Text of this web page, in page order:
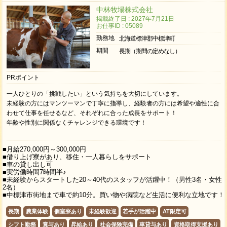
中林牧場株式会社
掲載終了日 : 2027年7月21日
お仕事ID : 05089
勤務地
北海道標津郡中標津町
期間
長期（期間の定めなし）
PRポイント
一人ひとりの「挑戦したい」という気持ちを大切にしています。
未経験の方にはマンツーマンで丁寧に指導し、経験者の方には希望や適性に合
わせて仕事を任せるなど、それぞれに合った成長をサポート！
年齢や性別に関係なくチャレンジできる環境です！
■月給270,000円～300,000円
■借り上げ寮があり、移住・一人暮らしをサポート
■車の貸し出し可
■実労働時間7時間半♪
■未経験からスタートした20～40代のスタッフが活躍中！（男性3名・女性
2名）
■中標津市街地まで車で約10分。買い物や病院など生活に便利な立地です！
長期 農業体験 個室寮あり 未経験歓迎 若手が活躍中 AT限定可
シフト勤務 賞与あり 昇給あり 社会保険完備 車貸与あり 資格取得支援あり